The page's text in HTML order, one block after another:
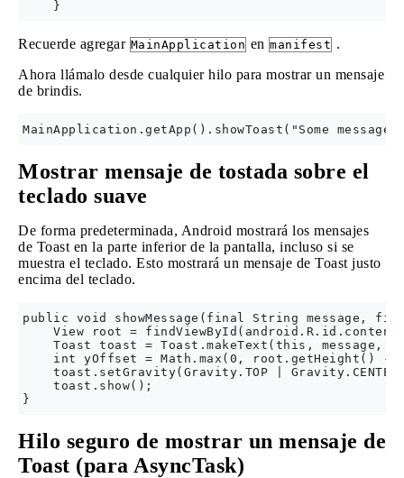
Recuerde agregar MainApplication en manifest .
Ahora llámalo desde cualquier hilo para mostrar un mensaje
de brindis.
Mostrar mensaje de tostada sobre el
teclado suave
De forma predeterminada, Android mostrará los mensajes
de Toast en la parte inferior de la pantalla, incluso si se
muestra el teclado. Esto mostrará un mensaje de Toast justo
encima del teclado.
public void showMessage(final String message,
View root =
Toast toast = Toast.makeText(this, message,
int yOffset = Math.max(0, root.getHeight() -
toast.setGravity(Gravity.TOP |
    toast.show();
Hilo seguro de mostrar un mensaje de
Toast (para AsyncTask)